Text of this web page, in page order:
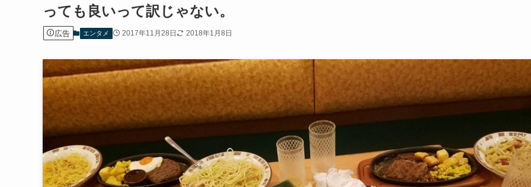
っても良いって訳じゃない。
広告 エンタメ 2017年11月28日 2018年1月8日